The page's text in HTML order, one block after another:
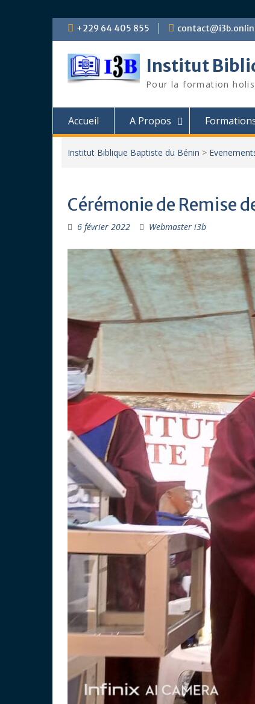
Skip +229 64 405 855
Institut
Pour la formation
Accueil A Propos
Institut Biblique Baptiste du Bénin >
Cérémonie de Remise
6 février 2022 Webmaster i3b